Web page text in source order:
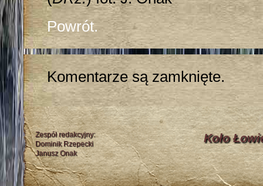
Powrót.
Komentarze są zamknięte.
Zespół redakcyjny:
Dominik Rzepecki
Janusz Onak
Koło